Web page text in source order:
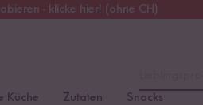
- klicke hier! (ohne CH)
Kostenloser Versand
Küche Zutaten Snacks